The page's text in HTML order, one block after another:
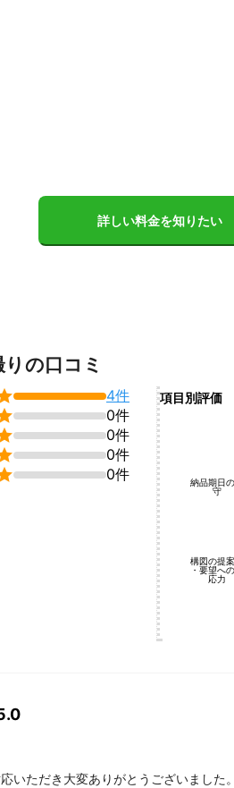
詳しい料金を知りたい
の口コミ
4件
0件
0件
0件
0件
項目別評価
構図の提
・要望へ
応力
納品期日
守
いただき大変ありがとうございました